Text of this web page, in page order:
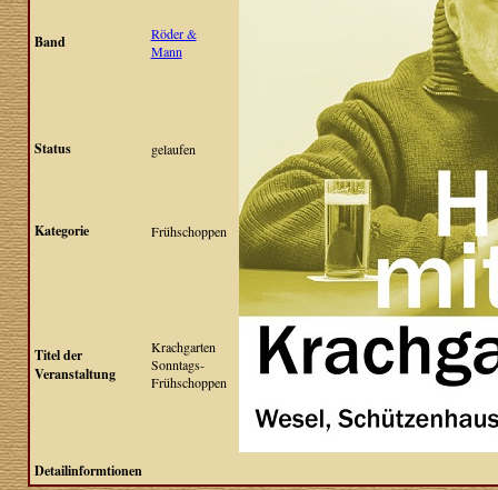
Band
Röder &
Mann
Status gelaufen
Kategorie Frühschoppen
Titel der
Veranstaltung
Krachgarten
Sonntags-
Frühschoppen
Detailinformtionen